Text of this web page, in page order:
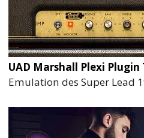
UAD Marshall Plexi Plugin
Emulation des Super Lead